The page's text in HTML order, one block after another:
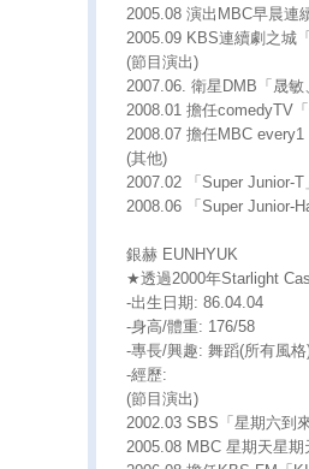
2005.08 演出MBC早晨連
2005.09 KBS連續劇之城
(節目演出)
2007.06. 衛星DMB「晟
2008.01 擔任comedyTV
2008.07 擔任MBC
(其他)
2007.02 「Super Junior-T
2008.06 「Super Junior-
銀赫 EUNHYUK
★透過2000年Starlight
-出生日期: 86.04.04
-身高/體重: 176/58
-專長/興趣: 舞蹈(所有風
-經歷:
(節目演出)
2002.03 SBS「星期六到
2005.08 MBC 星期天星期